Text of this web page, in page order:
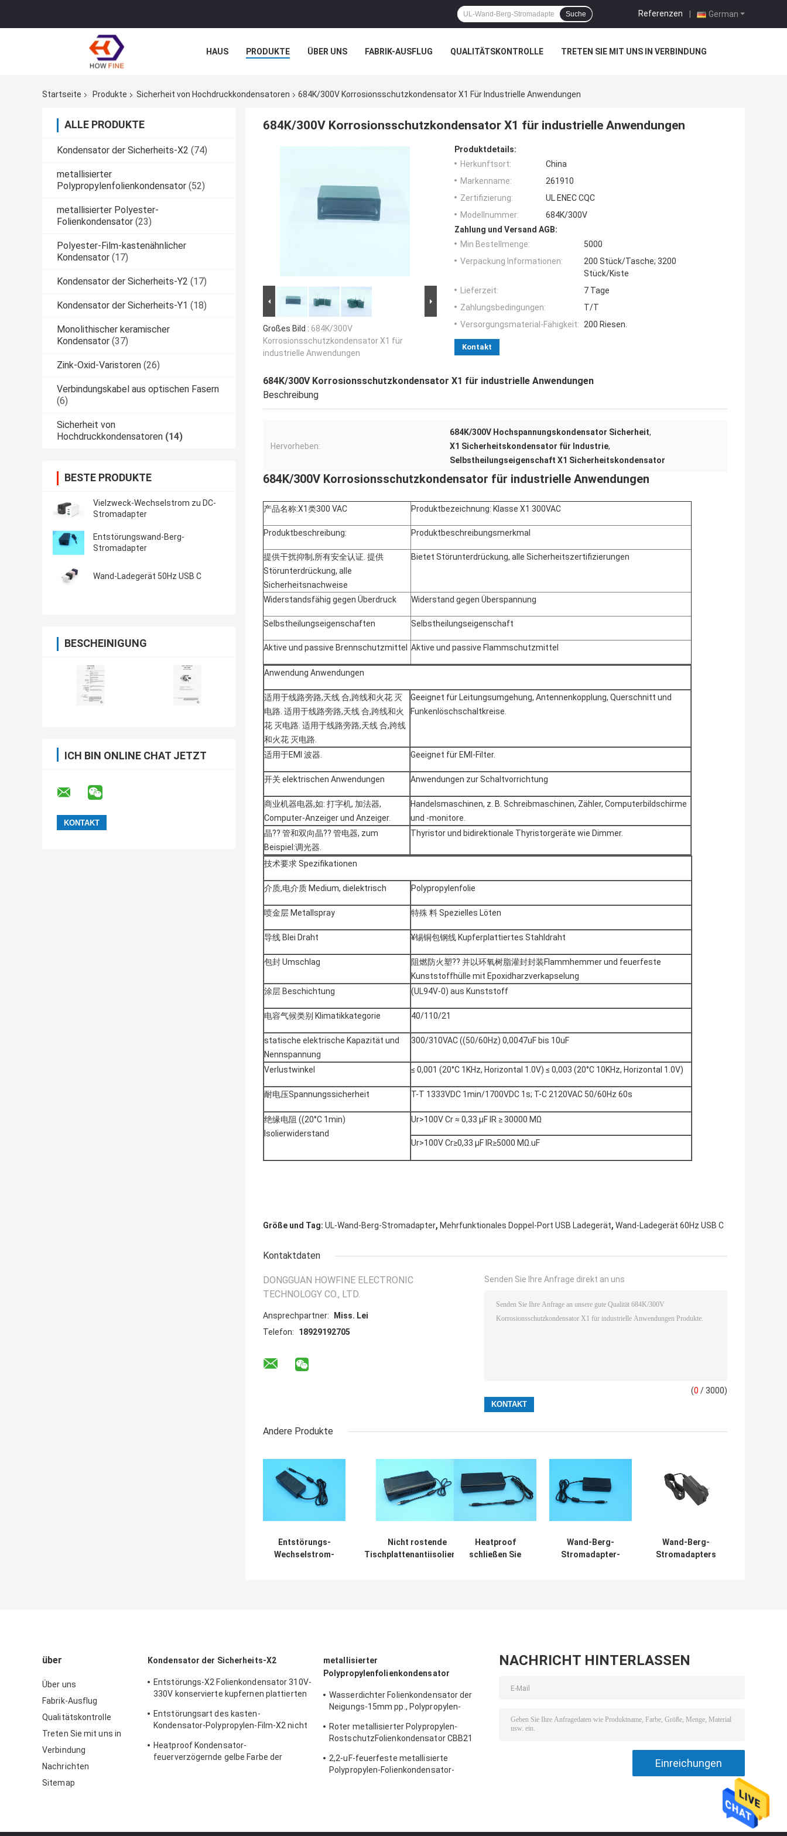
German
Referenzen |
Suche
HAUS PRODUKTE ÜBER UNS FABRIK-AUSFLUG QUALITÄTSKONTROLLE TRETEN SIE MIT UNS IN VERBINDUNG
Startseite
Produkte Sicherheit von Hochdruckkondensatoren 684K/300V Korrosionsschutzkondensator X1 Für Industrielle Anwendungen
ALLE PRODUKTE
Kondensator der Sicherheits-X2 (74)
metallisierter
Polypropylenfolienkondensator (52)
metallisierter Polyester-
Folienkondensator (23)
Polyester-Film-kastenähnlicher
Kondensator (17)
Kondensator der Sicherheits-Y2 (17)
Kondensator der Sicherheits-Y1 (18)
Monolithischer keramischer
Kondensator (37)
Zink-Oxid-Varistoren (26)
Verbindungskabel aus optischen Fasern
(6)
Sicherheit von
Hochdruckkondensatoren (14)
BESTE PRODUKTE
Vielzweck-Wechselstrom zu DC-
Stromadapter
Entstörungswand-Berg-
Stromadapter
Wand-Ladegerät 50Hz USB C
BESCHEINIGUNG
ICH BIN ONLINE CHAT JETZT
684K/300V Korrosionsschutzkondensator X1 für industrielle Anwendungen
Großes Bild : 684K/300V
Korrosionsschutzkondensator X1 für
industrielle Anwendungen
Produktdetails:
Herkunftsort:
China
Markenname:
261910
Zertifizierung:
UL ENEC CQC
Modellnummer:
684K/300V
Zahlung und Versand AGB:
Min Bestellmenge:
5000
Verpackung Informationen:
200 Stück/Tasche; 3200
Stück/Kiste
Lieferzeit:
7 Tage
Zahlungsbedingungen:
T/T
Versorgungsmaterial-Fähigkeit: 200 Riesen.
Kontakt
684K/300V Korrosionsschutzkondensator X1 für industrielle Anwendungen
Beschreibung
Hervorheben:
684K/300V Hochspannungskondensator Sicherheit,
X1 Sicherheitskondensator für Industrie,
Selbstheilungseigenschaft X1 Sicherheitskondensator
684K/300V Korrosionsschutzkondensator für industrielle Anwendungen
产品名称:X1类300 VAC Produktbezeichnung: Klasse X1 300VAC
Produktbeschreibung: Produktbeschreibungsmerkmal
提供干扰抑制,所有安全认证. 提供
Störunterdrückung, alle
Sicherheitsnachweise
Bietet Störunterdrückung, alle Sicherheitszertifizierungen
Widerstandsfähig gegen Überdruck Widerstand gegen Überspannung
Selbstheilungseigenschaften Selbstheilungseigenschaft
Aktive und passive Brennschutzmittel Aktive und passive Flammschutzmittel
Anwendung Anwendungen
适用于线路旁路,天线 合,跨线和火花 灭
电路. 适用于线路旁路,天线 合,跨线和火
花 灭电路. 适用于线路旁路,天线 合,跨线
和火花 灭电路.
Geeignet für Leitungsumgehung, Antennenkopplung, Querschnitt und
Funkenlöschschaltkreise.
适用于EMI 波器. Geeignet für EMI-Filter.
开关 elektrischen Anwendungen Anwendungen zur Schaltvorrichtung
商业机器电器,如: 打字机, 加法器,
Computer-Anzeiger und Anzeiger.
Handelsmaschinen, z. B. Schreibmaschinen, Zähler, Computerbildschirme
und -monitore.
晶?? 管和双向晶?? 管电器, zum
Beispiel:调光器.
Thyristor und bidirektionale Thyristorgeräte wie Dimmer.
技术要求 Spezifikationen
介质,电介质 Medium, dielektrisch Polypropylenfolie
喷金层 Metallspray 特殊 料 Spezielles Löten
导线 Blei Draht ¥锡铜包钢线 Kupferplattiertes Stahldraht
包封 Umschlag
阻燃防火塑?? 并以环氧树脂灌封封装Flammhemmer und feuerfeste
Kunststoffhülle mit Epoxidharzverkapselung
涂层 Beschichtung
(UL94V-0) aus Kunststoff
电容气候类别 Klimatikkategorie 40/110/21
statische elektrische Kapazität und
Nennspannung
300/310VAC ((50/60Hz) 0,0047uF bis 10uF
Verlustwinkel ≤ 0,001 (20°C 1KHz, Horizontal 1.0V) ≤ 0,003 (20°C 10KHz, Horizontal 1.0V)
耐电压Spannungssicherheit T-T 1333VDC 1min/1700VDC 1s; T-C 2120VAC 50/60Hz 60s
绝缘电阻 ((20°C 1min)
Isolierwiderstand
Ur>100V Cr ≈ 0,33 μF IR ≥ 30000 MΩ
Ur>100V Cr≥0,33 μF IR≥5000 MΩ.uF
Größe und Tag: UL-Wand-Berg-Stromadapter, Mehrfunktionales Doppel-Port USB Ladegerät, Wand-Ladegerät 60Hz USB C
Kontaktdaten
DONGGUAN HOWFINE ELECTRONIC
TECHNOLOGY CO., LTD.
Ansprechpartner:
Miss. Lei
Telefon:
18929192705
Senden Sie Ihre Anfrage direkt an uns
(0 / 3000)
Andere Produkte
Entstörungs-
Wechselstrom-
Nicht rostende
Tischplattenantiisolierung
Heatproof
schließen Sie
Wand-Berg-
Stromadapter-
Wand-Berg-
Stromadapters
über
Über uns
Fabrik-Ausflug
Qualitätskontrolle
Treten Sie mit uns in
Verbindung
Nachrichten
Sitemap
Kondensator der Sicherheits-X2
Entstörungs-X2 Folienkondensator 310V-
330V konservierte kupfernen plattierten
Entstörungsart des kasten-
Kondensator-Polypropylen-Film-X2 nicht
Heatproof Kondensator-
feuerverzögernde gelbe Farbe der
metallisierter
Polypropylenfolienkondensator
Wasserdichter Folienkondensator der
Neigungs-15mm pp., Polypropylen-
Roter metallisierter Polypropylen-
RostschutzFolienkondensator CBB21
2,2-uF-feuerfeste metallisierte
Polypropylen-Folienkondensator-
NACHRICHT HINTERLASSEN